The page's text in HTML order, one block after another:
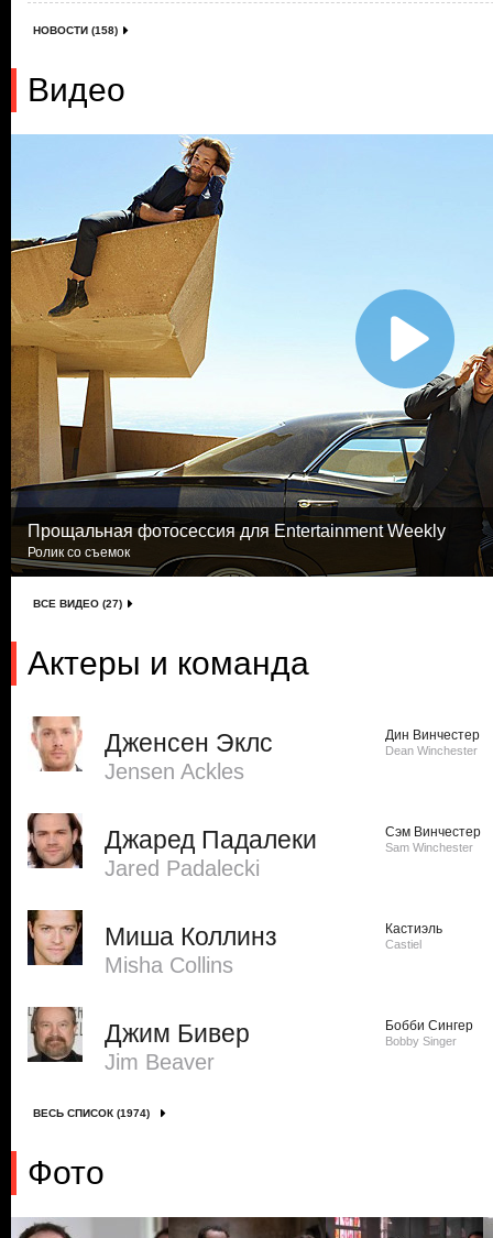
НОВОСТИ (158)
Видео
Прощальная фотосессия для Entertainment Weekly
Ролик со съемок
ВСЕ ВИДЕО (27)
Актеры и команда
Дженсен Эклс
Jensen Ackles
Дин Винчестер
Dean Winchester
Джаред Падалеки
Jared Padalecki
Сэм Винчестер
Sam Winchester
Миша Коллинз
Misha Collins
Кастиэль
Castiel
Джим Бивер
Jim Beaver
Бобби Сингер
Bobby Singer
ВЕСЬ СПИСОК (1974)
Фото